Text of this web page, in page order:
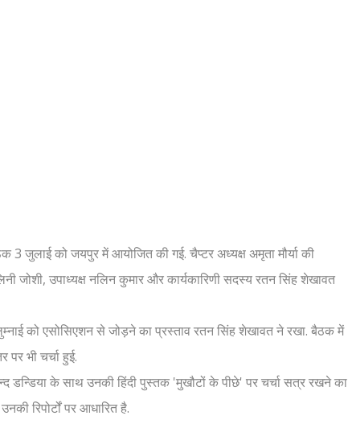
जुलाई को जयपुर में आयोजित की गई. चैप्टर अध्यक्ष अमृता मौर्या की
जोशी, उपाध्यक्ष नलिन कुमार और कार्यकारिणी सदस्य रतन सिंह शेखावत
को एसोसिएशन से जोड़ने का प्रस्ताव रतन सिंह शेखावत ने रखा. बैठक में
पर भी चर्चा हुई.
डन्डिया के साथ उनकी हिंदी पुस्तक 'मुखौटों के पीछे' पर चर्चा सत्र रखने का
रिपोर्टों पर आधारित है.